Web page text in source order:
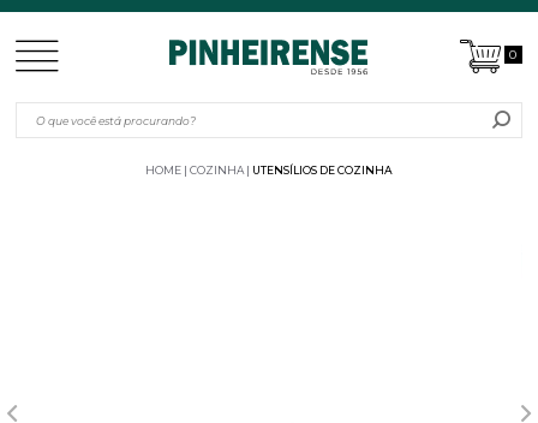
0
HOME COZINHA UTENSÍLIOS DE COZINHA